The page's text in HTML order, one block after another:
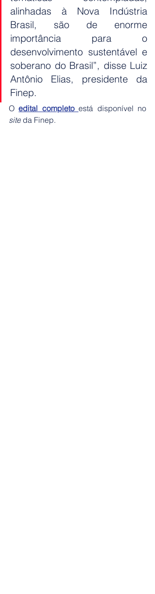
alinhadas à Nova Indústria
Brasil, são de enorme
importância para o
desenvolvimento sustentável e
soberano do Brasil”, disse Luiz
Antônio Elias, presidente da
Finep.
O edital completo
site da Finep.